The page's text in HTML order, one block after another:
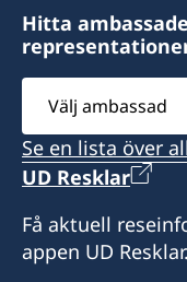
Timor Plaza,
Timor-Leste
Besök tas emot
Honorärkonsul
Monica Mendes
Hitta
Välj
ambassad
Se en lista över
UD Resklar
Få aktuell
appen UD